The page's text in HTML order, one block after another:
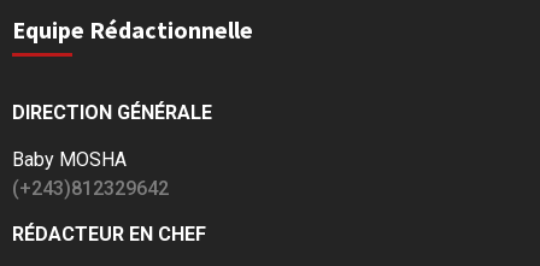
Equipe Rédactionnelle
DIRECTION GÉNÉRALE
Baby MOSHA
(+243)812329642
RÉDACTEUR EN CHEF